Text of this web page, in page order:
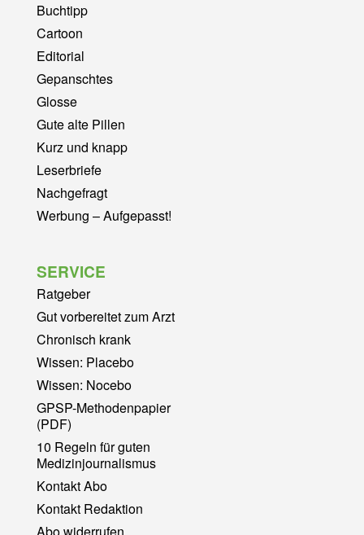
Buchtipp
Cartoon
Editorial
Gepanschtes
Glosse
Gute alte Pillen
Kurz und knapp
Leserbriefe
Nachgefragt
Werbung – Aufgepasst!
SERVICE
Ratgeber
Gut vorbereitet zum Arzt
Chronisch krank
Wissen: Placebo
Wissen: Nocebo
GPSP-Methodenpapier
(PDF)
10 Regeln für guten
Medizinjournalismus
Kontakt Abo
Kontakt Redaktion